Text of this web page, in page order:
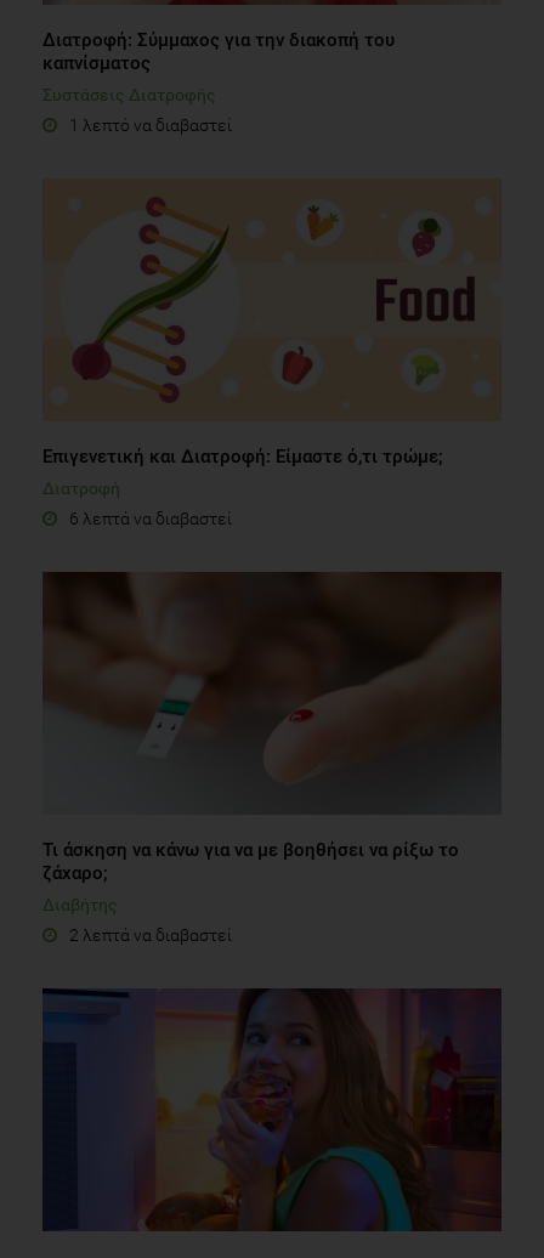
Διατροφή: Σύμμαχος για την διακοπή του
καπνίσματος
Συστάσεις Διατροφής
1 λεπτό να διαβαστεί
Επιγενετική και Διατροφή: Είμαστε ό,τι τρώμε;
Διατροφή
6 λεπτά να διαβαστεί
Τι άσκηση να κάνω για να με βοηθήσει να ρίξω το
ζάχαρο;
Διαβήτης
2 λεπτά να διαβαστεί